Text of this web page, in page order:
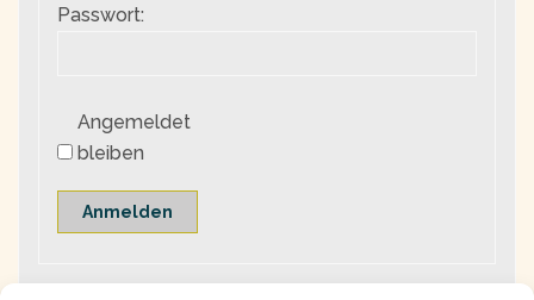
Passwort:
Angemeldet
bleiben
Anmelden